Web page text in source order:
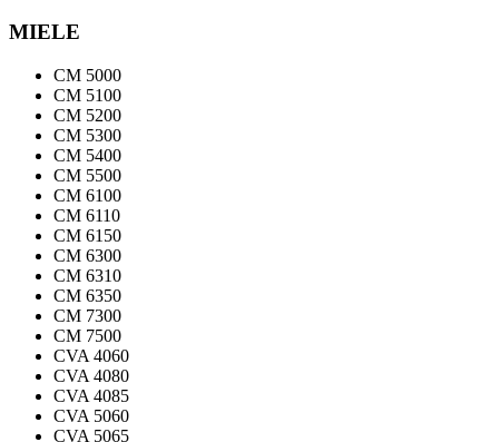
MIELE
CM 5000
CM 5100
CM 5200
CM 5300
CM 5400
CM 5500
CM 6100
CM 6110
CM 6150
CM 6300
CM 6310
CM 6350
CM 7300
CM 7500
CVA 4060
CVA 4080
CVA 4085
CVA 5060
CVA 5065